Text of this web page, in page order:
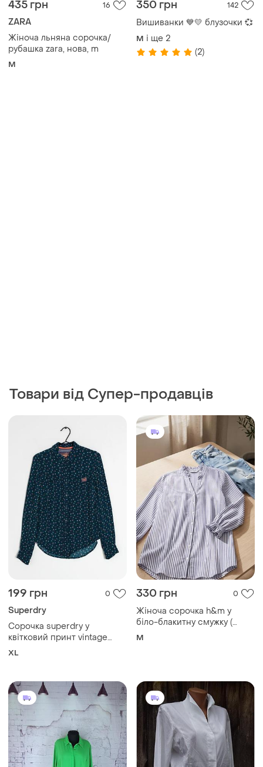
435 грн 16
ZARA
Жіноча льняна сорочка/
рубашка zara, нова, m
M
350 грн 142
Вишиванки 💙💛 блузочки 💞
M і ще 2
(2)
Товари від Супер-продавців
199 грн 0
Superdry
Сорочка superdry у
квітковий принт vintage
2000s y2k
XL
330 грн 0
Жіноча сорочка h&m у
біло-блакитну смужку (
100% віскоза)
M